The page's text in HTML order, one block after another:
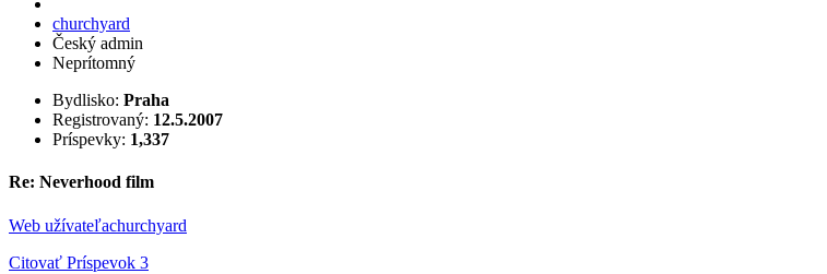
churchyard
Český admin
Neprítomný
Bydlisko: Praha
Registrovaný: 12.5.2007
Príspevky: 1,337
Re: Neverhood film
Web užívateľachurchyard
Citovať Príspevok 3